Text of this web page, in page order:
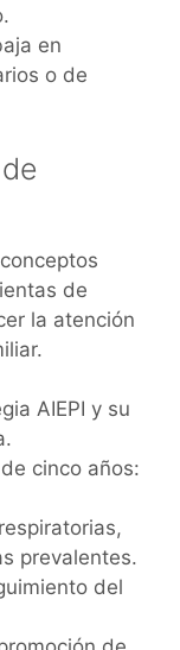
en
o de
de
la atención
AIEPI y su
cinco años:
prevalentes.
del